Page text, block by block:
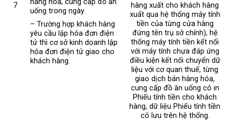
7
hàng hóa, cung cấp đồ ăn
uống trong ngày.
– Trường hợp khách hàng
yêu cầu lập hóa đơn điện
tử thì cơ sở kinh doanh lập
hóa đơn điện tử giao cho
khách hàng.
hàng xuất cho khách hàng
xuất qua hệ thống máy tính
tiền của từng cửa hàng
đứng tên trụ sở chính), hệ
thống máy tính tiền kết nối
với máy tính chưa đáp ứng
điều kiện kết nối chuyển dữ
liệu với cơ quan thuế, từng
giao dịch bán hàng hóa,
cung cấp đồ ăn uống có in
Phiếu tính tiền cho khách
hàng, dữ liệu Phiếu tính tiền
có lưu trên hệ thống.